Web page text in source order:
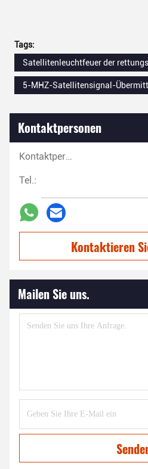
Tags:
Satellitenleuchtfeuer der
5-MHZ-Satellitensignal-
Kontaktpersonen
Kontaktpersonen:
Tel.:
Kontaktieren
Mailen Sie uns.